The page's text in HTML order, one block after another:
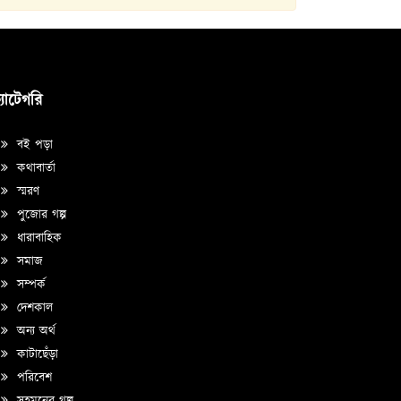
বই পড়া
কথাবার্তা
স্মরণ
পুজোর গল্প
ধারাবাহিক
সমাজ
সম্পর্ক
দেশকাল
অন্য অর্থ
কাটাছেঁড়া
পরিবেশ